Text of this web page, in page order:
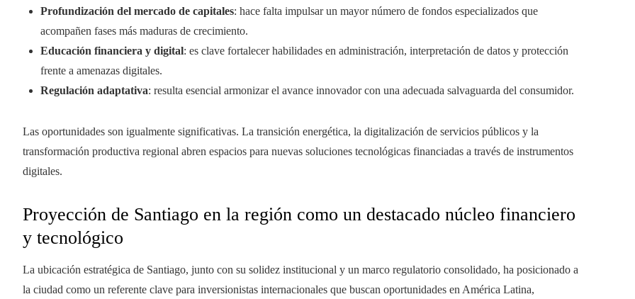
Profundización del mercado de capitales: hace falta impulsar un mayor número de fondos especializados que
acompañen fases más maduras de crecimiento.
Educación financiera y digital: es clave fortalecer habilidades en administración, interpretación de datos y protección
frente a amenazas digitales.
Regulación adaptativa: resulta esencial armonizar el avance innovador con una adecuada salvaguarda del consumidor.
Las oportunidades son igualmente significativas. La transición energética, la digitalización de servicios públicos y la
transformación productiva regional abren espacios para nuevas soluciones tecnológicas financiadas a través de instrumentos
digitales.
Proyección de Santiago en la región como un destacado núcleo financiero
y tecnológico
La ubicación estratégica de Santiago, junto con su solidez institucional y un marco regulatorio consolidado, ha posicionado a
la ciudad como un referente clave para inversionistas internacionales que buscan oportunidades en América Latina,